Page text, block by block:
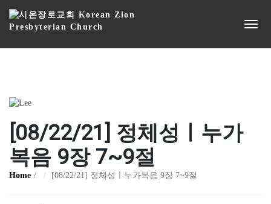
[08/22/21] 정체성ㅣ누가
복음 9장 7~9절
Home [08/22/21] 정체성ㅣ누가복음 9장 7~9절